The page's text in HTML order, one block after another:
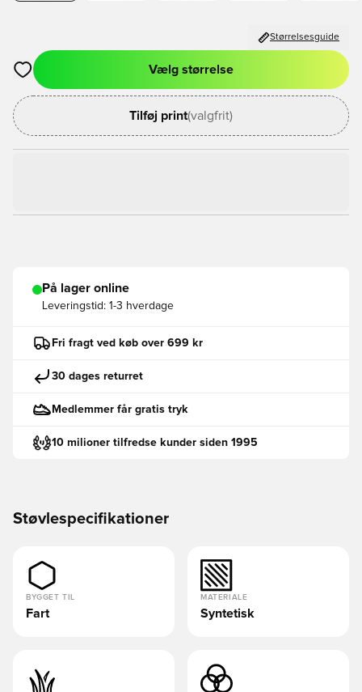
Størrelsesguide
Åbner en Modal til at logge ind eller tilmelde dig som medlem
Vælg størrelse
Tilføj print(valgfrit)
På lager online
Leveringstid: 1-3 hverdage
Fri fragt ved køb over 699 kr
30 dages returret
Medlemmer får gratis tryk
10 milioner tilfredse kunder siden 1995
Støvlespecifikationer
BYGGET TIL
Fart
MATERIALE
Syntetisk